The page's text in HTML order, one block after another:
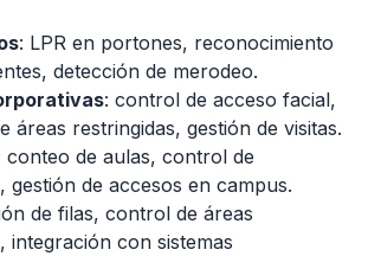
: LPR en portones, reconocimiento
detección de merodeo.
: control de acceso facial,
áreas restringidas, gestión de visitas.
conteo de aulas, control de
gestión de accesos en campus.
de filas, control de áreas
integración con sistemas